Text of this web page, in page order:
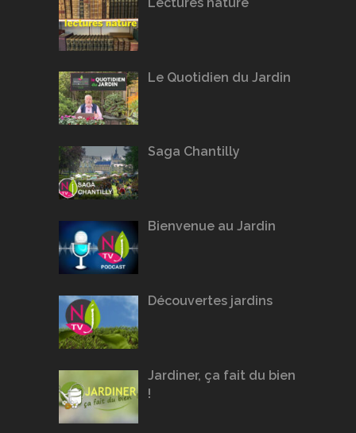
Le Quotidien du Jardin
Saga Chantilly
Bienvenue au Jardin
Découvertes jardins
Jardiner, ça fait du bien
!